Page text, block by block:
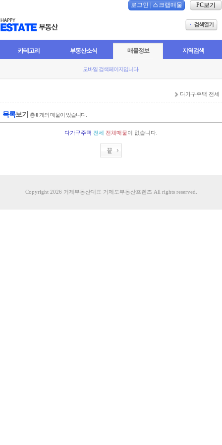
로그인 스크랩매물 PC보기
카테고리 부동산소식 매물정보 지역검색
모바일 검색페이지입니다.
다가구주택 전세
목록보기 총0 개의 매물이 있습니다.
다가구주택 전세 전체매물이 없습니다.
Copyright 2026 거제부동산대표 거제도부동산프렌즈 All rights reserved.